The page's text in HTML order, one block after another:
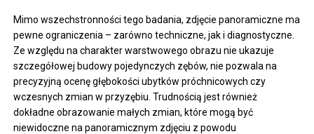
Mimo wszechstronności tego badania, zdjęcie panoramiczne ma
pewne ograniczenia – zarówno techniczne, jak i diagnostyczne.
Ze względu na charakter warstwowego obrazu nie ukazuje
szczegółowej budowy pojedynczych zębów, nie pozwala na
precyzyjną ocenę głębokości ubytków próchnicowych czy
wczesnych zmian w przyzębiu. Trudnością jest również
dokładne obrazowanie małych zmian, które mogą być
niewidoczne na panoramicznym zdjęciu z powodu